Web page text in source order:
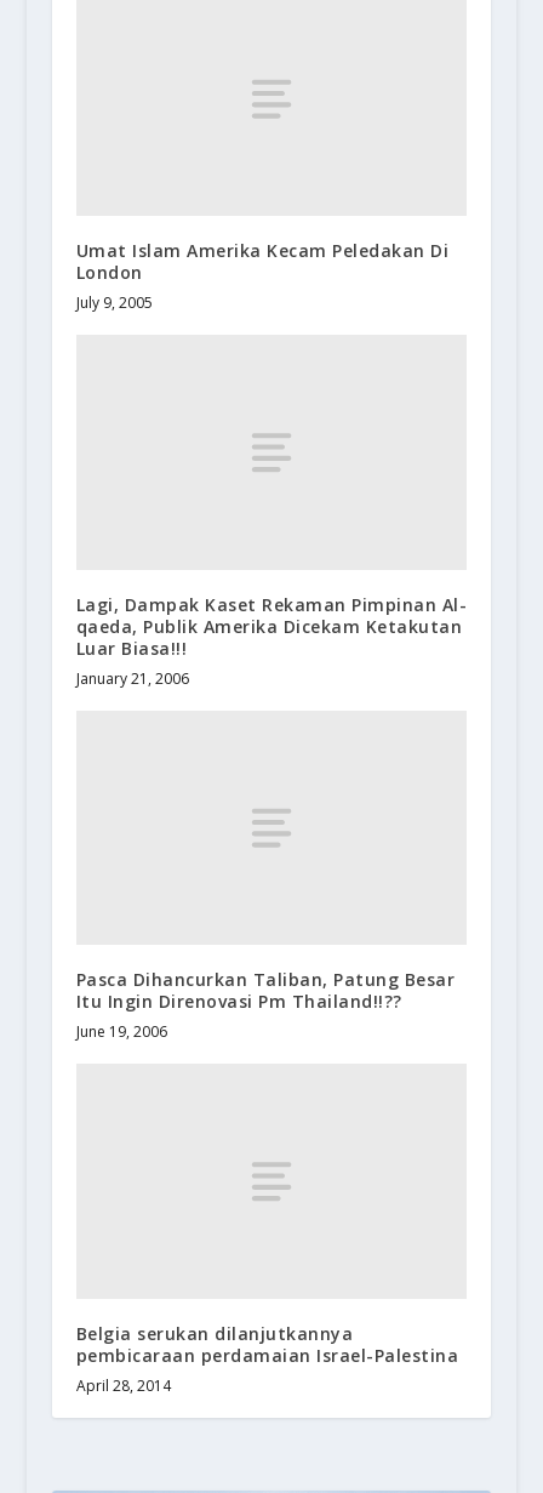
Umat Islam Amerika Kecam Peledakan Di
London
July 9, 2005
Lagi, Dampak Kaset Rekaman Pimpinan Al-
qaeda, Publik Amerika Dicekam Ketakutan
Luar Biasa!!!
January 21, 2006
Pasca Dihancurkan Taliban, Patung Besar
Itu Ingin Direnovasi Pm Thailand!!??
June 19, 2006
Belgia serukan dilanjutkannya
pembicaraan perdamaian Israel-Palestina
April 28, 2014